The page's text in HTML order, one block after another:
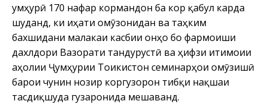
ҷумҳурӣ 170 нафар кормандон ба кор қабул карда
шуданд, ки ҷиҳати омӯзонидан ва таҳким
бахшидани малакаи касбии онҳо бо фармоиши
дахлдори Вазорати тандурустӣ ва ҳифзи иҷтимоии
аҳолии Ҷумҳурии Тоҷикистон семинарҳои омӯзишӣ
барои чунин нозир коргузорон тибқи нақшаи
тасдиқшуда гузаронида мешаванд.